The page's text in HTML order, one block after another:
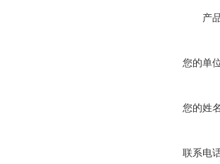
产
您的单
您的姓
联系电